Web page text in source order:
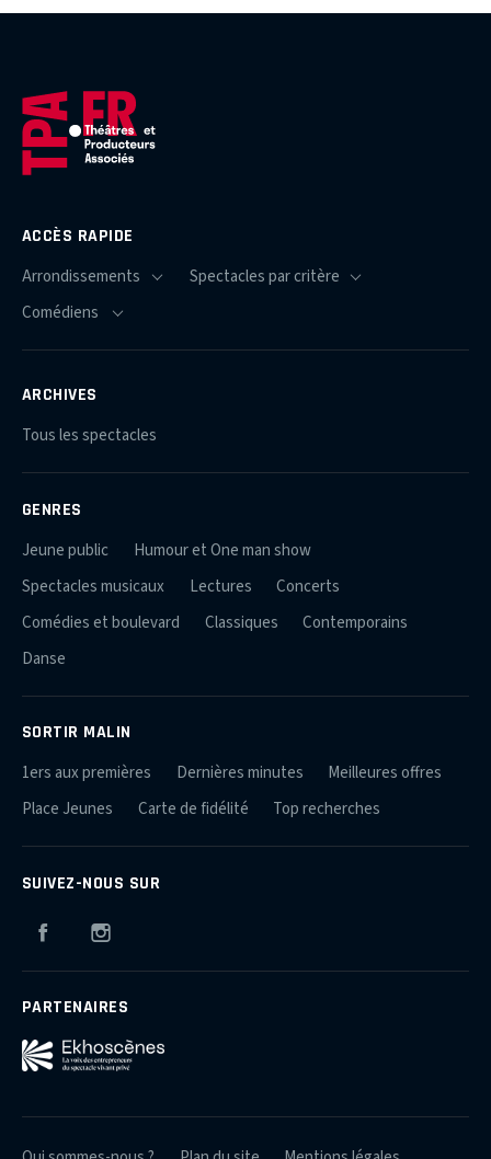
ACCÈS RAPIDE
ARCHIVES
Tous les spectacles
GENRES
Jeune public
Humour et One man show
Spectacles musicaux
Lectures
Concerts
Comédies et boulevard
Classiques
Contemporains
Danse
SORTIR MALIN
1ers aux premières Dernières minutes
Meilleures offres
Place Jeunes
Carte de fidélité Top recherches
SUIVEZ-NOUS SUR
Facebook
PARTENAIRES